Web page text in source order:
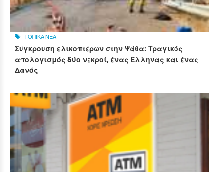
ΤΟΠΙΚΑ ΝΕΑ
Σύγκρουση ελικοπτέρων στην Ψάθα: Τραγικός
απολογισμός δύο νεκροί, ένας Έλληνας και ένας
Δανός